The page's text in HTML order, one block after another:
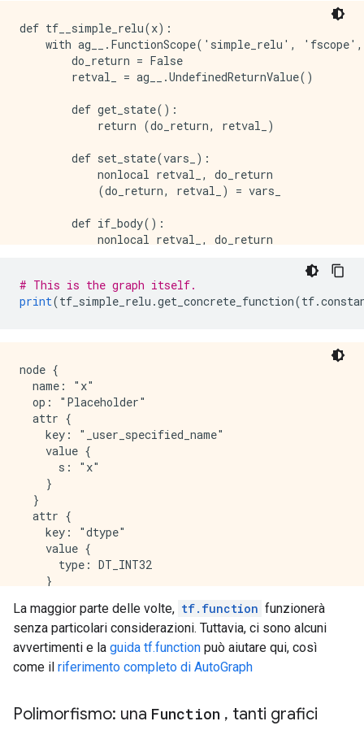
def tf__simple_relu(x):
with ag__.FunctionScope('simple_relu',
        do_return = False
        retval_ = ag__.UndefinedReturnValue()
        def get_state():
            return (do_return, retval_)
        def set_state(vars_):
            nonlocal retval_, do_return
            (do_return, retval_) = vars_
        def if_body():
            nonlocal retval_, do_return
                retval_ = ag__.ld(x)
            except:
        def else_body():
            nonlocal retval_, do_return
            try:
                do_return = True
                retval_ = 0
            except:
                do_return = False
                raise
# This is the graph itself.
print(tf_simple_relu .get_concrete_function(tf.
node {
  name: "x"
  op: "Placeholder"
  attr {
    key: "_user_specified_name"
    value {
      s: "x"
    }
  }
  attr {
    key: "dtype"
    value {
      type: DT_INT32
    }
  attr {
    key: "shape"
    value {
      shape {
  }
La maggior parte delle volte, tf.function funzionerà
senza particolari considerazioni. Tuttavia, ci sono alcuni
avvertimenti e la guida tf.function può aiutare qui, così
come il riferimento completo di AutoGraph
Polimorfismo: una Function , tanti grafici